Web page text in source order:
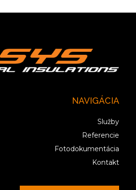
NAVIGÁCIA
Služby
Referencie
Fotodokumentácia
Kontakt